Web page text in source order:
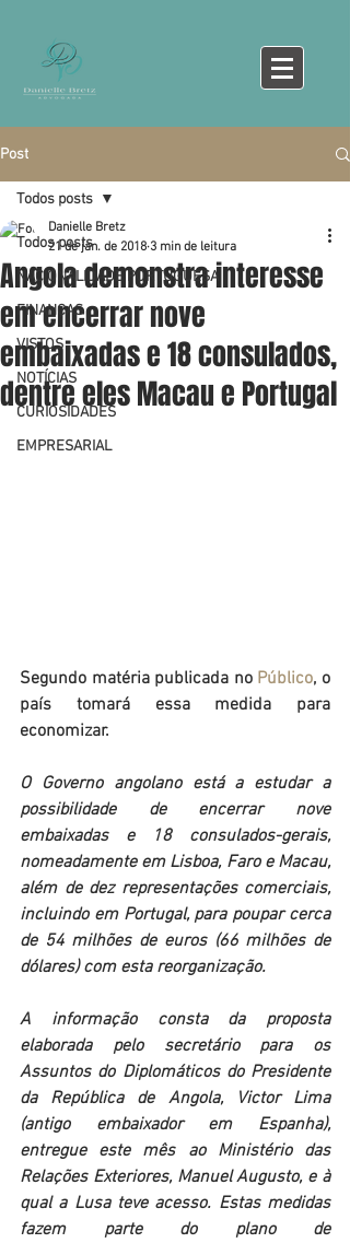
Post
Todos posts
NACIONALIDADE PORTUGUESA
FINANÇAS
VISTOS
NOTÍCIAS
CURIOSIDADES
EMPRESARIAL
Todos posts
Angola demonstra interesse
em encerrar nove
embaixadas e 18 consulados,
dentre eles Macau e Portugal
Danielle Bretz
21 de jan. de 2018 3 min de leitura
Segundo matéria publicada no Público, o
país tomará essa medida para
economizar.
O Governo angolano está a estudar a
possibilidade de encerrar nove
embaixadas e 18 consulados-gerais,
nomeadamente em Lisboa, Faro e Macau,
além de dez representações comerciais,
incluindo em Portugal, para poupar cerca
de 54 milhões de euros (66 milhões de
dólares) com esta reorganização.
A informação consta da proposta
elaborada pelo secretário para os
Assuntos do Diplomáticos do Presidente
da República de Angola, Victor Lima
(antigo embaixador em Espanha),
entregue este mês ao Ministério das
Relações Exteriores, Manuel Augusto, e à
qual a Lusa teve acesso. Estas medidas
fazem parte do plano de